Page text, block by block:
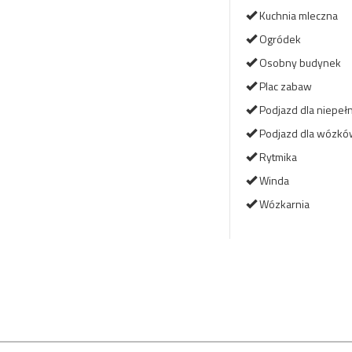
Kuchnia mleczna
Ogródek
Osobny budynek
Plac zabaw
Podjazd dla
Podjazd dla
Rytmika
Winda
Wózkarnia